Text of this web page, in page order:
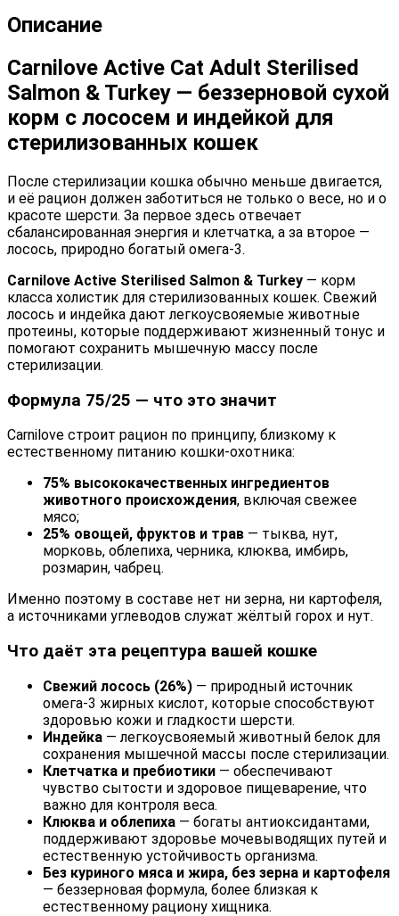
Описание
Carnilove Active Cat Adult Sterilised
Salmon & Turkey — беззерновой сухой
корм с лососем и индейкой для
стерилизованных кошек
После стерилизации кошка обычно меньше двигается,
и её рацион должен заботиться не только о весе, но и о
красоте шерсти. За первое здесь отвечает
сбалансированная энергия и клетчатка, а за второе —
лосось, природно богатый омега-3.
Carnilove Active Sterilised Salmon & Turkey — корм
класса холистик для стерилизованных кошек. Свежий
лосось и индейка дают легкоусвояемые животные
протеины, которые поддерживают жизненный тонус и
помогают сохранить мышечную массу после
стерилизации.
Формула 75/25 — что это значит
Carnilove строит рацион по принципу, близкому к
естественному питанию кошки-охотника:
75% высококачественных ингредиентов
животного происхождения, включая свежее
мясо;
25% овощей, фруктов и трав — тыква, нут,
морковь, облепиха, черника, клюква, имбирь,
розмарин, чабрец.
Именно поэтому в составе нет ни зерна, ни картофеля,
а источниками углеводов служат жёлтый горох и нут.
Что даёт эта рецептура вашей кошке
Свежий лосось (26%) — природный источник
омега-3 жирных кислот, которые способствуют
здоровью кожи и гладкости шерсти.
Индейка — легкоусвояемый животный белок для
сохранения мышечной массы после стерилизации.
Клетчатка и пребиотики — обеспечивают
чувство сытости и здоровое пищеварение, что
важно для контроля веса.
Клюква и облепиха — богаты антиоксидантами,
поддерживают здоровье мочевыводящих путей и
естественную устойчивость организма.
Без куриного мяса и жира, без зерна и картофеля
— беззерновая формула, более близкая к
естественному рациону хищника.